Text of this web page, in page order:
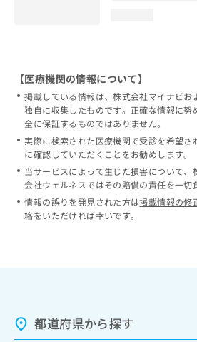
【医療機関の情報について】
掲載している情報は、株式会社マイナビお
独自に収集したものです。正確な情報に努
全に保証するものではありません。
実際に検索された医療機関で受診を希望さ
に確認していただくことをお勧めします。
当サービスによって生じた損害について、
会社ウェルネスではその賠償の責任を一切
情報の誤りを発見された方は掲載情報の修
絡をいただければ幸いです。
都道府県から探す